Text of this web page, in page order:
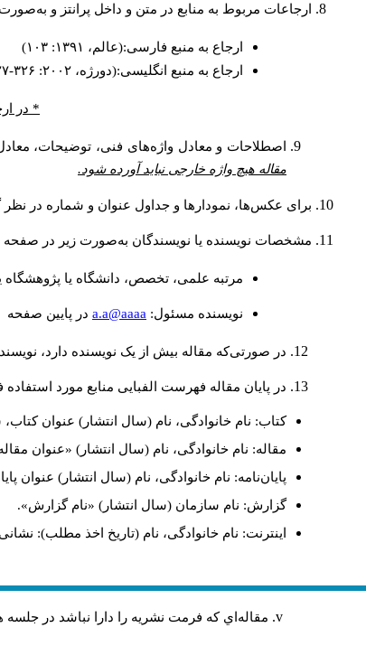
ارجاعات مربوط به منابع در متن و داخل پرانتز و
ارجاع به منبع فارسی:(عالم، ۱۳۹۱: ۱۰۳)
ارجاع به منبع انگلیسی:(دورژه، ۲۰۰۲: ۳۲۶-۳۲۷)
* در
اصطلاحات و معادل واژه‌های فنی، توضیحات،
مقاله هیچ واژه خارجی نباید آورده شود.
برای عکس‌ها، نمودارها و جداول عنوان و شماره در
مشخصات نویسنده یا نویسندگان به‌صورت زیر در
مرتبه علمی، تخصص، دانشگاه یا پژوهشگاه
نويسنده مسئول: a.a@aaaa در پايين صفحه
در صورتی‌که مقاله بیش از یک نویسنده دارد،
در پایان مقاله فهرست الفبایی منابع مورد
کتاب: نام خانوادگی، نام (سال انتشار) عنوان
مقاله: نام خانوادگی، نام (سال انتشار) «عنوان
پایان‌نامه: نام خانوادگی، نام (سال انتشار) عنوان
گزارش: نام سازمان (سال انتشار) «نام گزارش».
اینترنت: نام خانوادگی، نام (تاریخ اخذ مطلب):
مقاله‌اي كه فرمت نشريه را دارا نباشد در